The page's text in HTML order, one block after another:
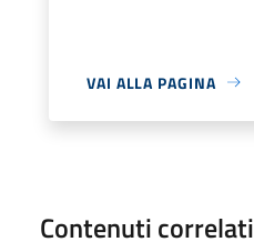
VAI ALLA PAGINA
Contenuti correlati